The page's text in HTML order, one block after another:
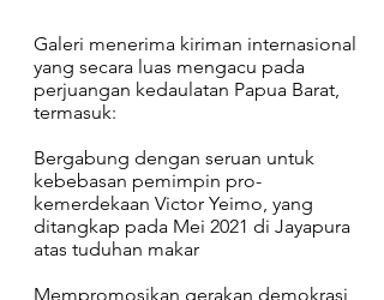
Galeri menerima kiriman internasional
yang secara luas mengacu pada
perjuangan kedaulatan Papua Barat,
termasuk:
Bergabung dengan seruan untuk
kebebasan pemimpin pro-
kemerdekaan Victor Yeimo, yang
ditangkap pada Mei 2021 di Jayapura
atas tuduhan makar
Mempromosikan gerakan demokrasi